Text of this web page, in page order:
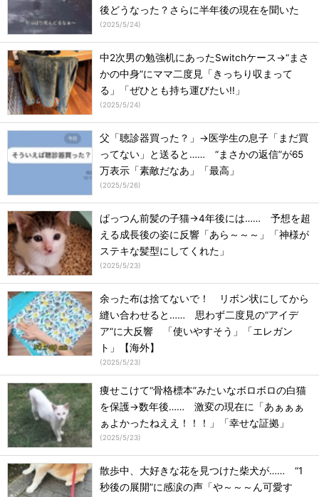
後どうなった？さらに半年後の現在を聞いた
(2025/5/24)
中2次男の勉強机にあったSwitchケース→“まさ
かの中身”にママ二度見「きっちり収まって
る」「ぜひとも持ち運びたい!!」
(2025/5/24)
父「聴診器買った？」→医学生の息子「まだ買
ってない」と送ると…… “まさかの返信”が65
万表示「素敵だなあ」「最高」
(2025/5/26)
ぱっつん前髪の子猫→4年後には…… 予想を超
える成長後の姿に反響「あら～～～」「神様が
ステキな髪型にしてくれた」
(2025/5/23)
余った布は捨てないで！ リボン状にしてから
縫い合わせると…… 思わず二度見の“アイデ
ア”に大反響 「使いやすそう」「エレガン
ト」【海外】
(2025/5/23)
痩せこけて“骨格標本”みたいなボロボロの白猫
を保護→数年後…… 激変の現在に「あぁぁぁ
ぁよかったねええ！！！」「幸せな証拠」
(2025/5/23)
散歩中、大好きな花を見つけた柴犬が…… “1
秒後の展開”に感涙の声「や～～～ん可愛す